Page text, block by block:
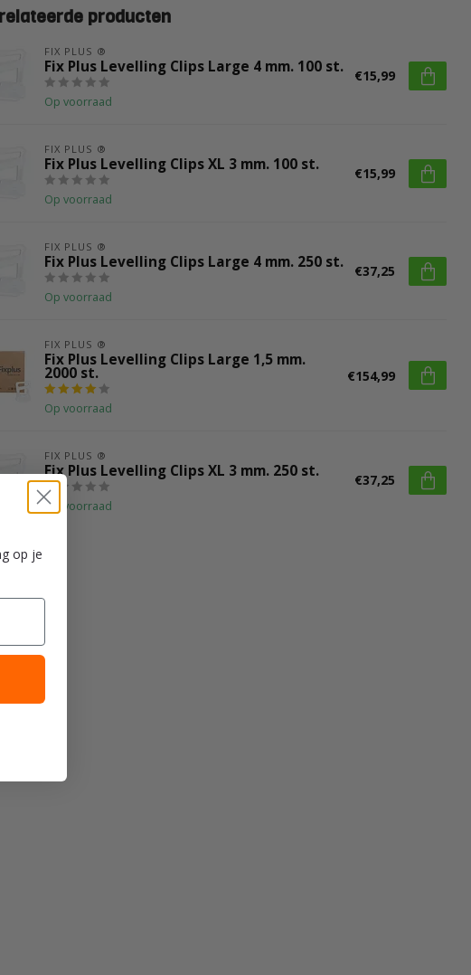
producten
FIX PLUS ®
Fix Plus Levelling Clips Large 4 mm. 100 st.
Op voorraad
€15,99
FIX PLUS ®
Fix Plus Levelling Clips XL 3 mm. 100 st.
Op voorraad
€15,99
FIX PLUS ®
Fix Plus Levelling Clips Large 4 mm. 250 st.
Op voorraad
€37,25
FIX PLUS ®
Fix Plus Levelling Clips Large 1,5 mm.
2000 st.
Op voorraad
€154,99
FIX PLUS ®
Fix Plus Levelling Clips XL 3 mm. 250 st.
Op voorraad
€37,25
op je